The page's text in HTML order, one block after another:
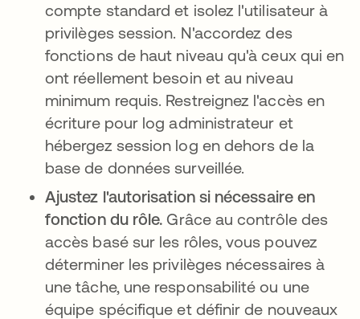
compte standard et isolez l'utilisateur à
privilèges session. N'accordez des
fonctions de haut niveau qu'à ceux qui en
ont réellement besoin et au niveau
minimum requis. Restreignez l'accès en
écriture pour log administrateur et
hébergez session log en dehors de la
base de données surveillée.
Ajustez l'autorisation si nécessaire en
fonction du rôle. Grâce au contrôle des
accès basé sur les rôles, vous pouvez
déterminer les privilèges nécessaires à
une tâche, une responsabilité ou une
équipe spécifique et définir de nouveaux